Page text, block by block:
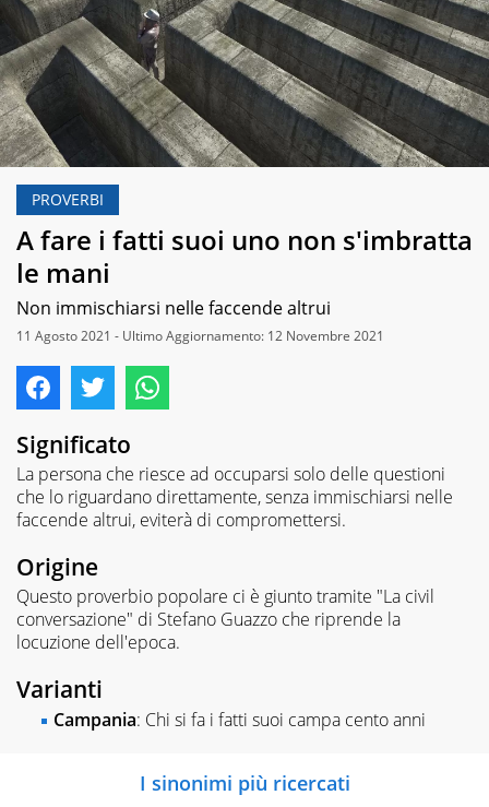
PROVERBI
A fare i fatti suoi uno non s'imbratta
le mani
Non immischiarsi nelle faccende altrui
11 Agosto 2021 - Ultimo Aggiornamento: 12 Novembre 2021
Significato
La persona che riesce ad occuparsi solo delle questioni
che lo riguardano direttamente, senza immischiarsi nelle
faccende altrui, eviterà di compromettersi.
Origine
Questo proverbio popolare ci è giunto tramite "La civil
conversazione" di Stefano Guazzo che riprende la
locuzione dell'epoca.
Varianti
Campania: Chi si fa i fatti suoi campa cento anni
I sinonimi più ricercati